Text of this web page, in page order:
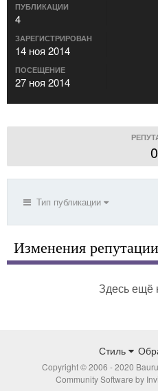
ПУБЛИКАЦИИ
4
ЗАРЕГИСТРИРОВАН
14 ноя 2014
ПОСЕЩЕНИЕ
27 ноя 2014
0
Тип публикации
Изменения репутации
Здесь ещё
Стиль
Copyright © 2006 - 2020
Community Software by